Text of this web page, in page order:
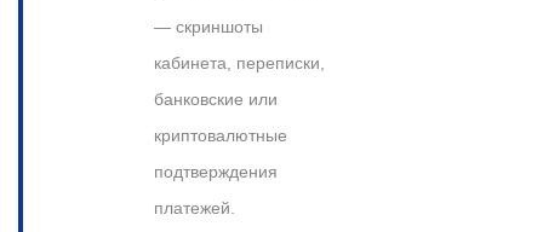
— скриншоты
кабинета, переписки,
банковские или
криптовалютные
подтверждения
платежей.